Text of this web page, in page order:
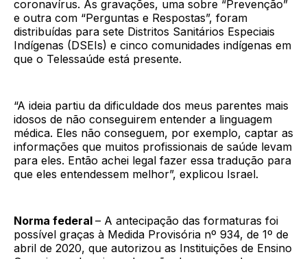
coronavírus. As gravações, uma sobre “Prevenção”
e outra com “Perguntas e Respostas”, foram
distribuídas para sete Distritos Sanitários Especiais
Indígenas (DSEIs) e cinco comunidades indígenas em
que o Telessaúde está presente.
“A ideia partiu da dificuldade dos meus parentes mais
idosos de não conseguirem entender a linguagem
médica. Eles não conseguem, por exemplo, captar as
informações que muitos profissionais de saúde levam
para eles. Então achei legal fazer essa tradução para
que eles entendessem melhor”, explicou Israel.
Norma federal – A antecipação das formaturas foi
possível graças à Medida Provisória nº 934, de 1º de
abril de 2020, que autorizou as Instituições de Ensino